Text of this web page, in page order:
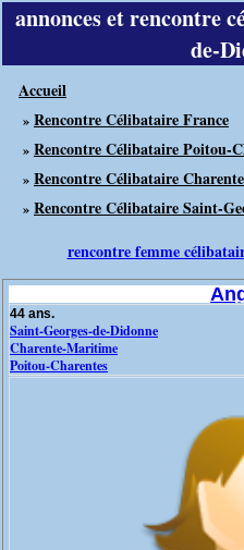
annonces et rencontre
de-
Accueil
» Rencontre Célibataire France
» Rencontre Célibataire Poitou-
» Rencontre Célibataire
» Rencontre Célibataire Saint-
rencontre femme
44 ans.
Saint-Georges-de-Didonne
Charente-Maritime
Poitou-Charentes